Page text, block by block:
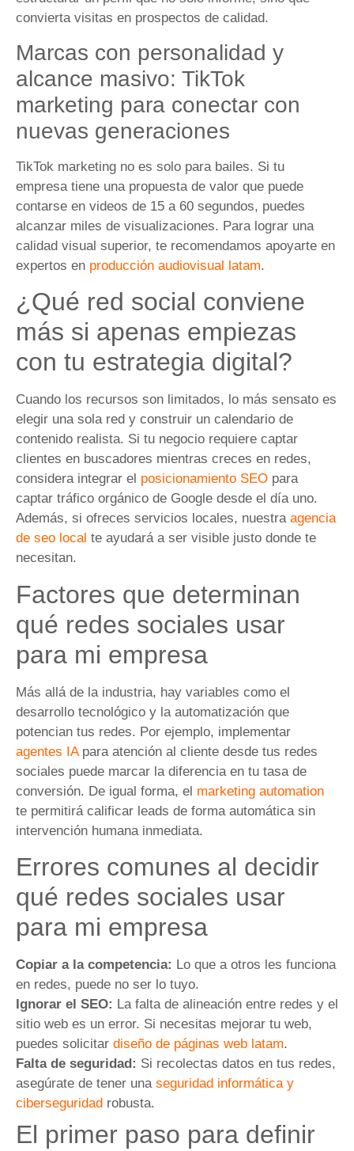
convierta visitas en prospectos de calidad.
Marcas con personalidad y
alcance masivo: TikTok
marketing para conectar con
nuevas generaciones
TikTok marketing no es solo para bailes. Si tu
empresa tiene una propuesta de valor que puede
contarse en videos de 15 a 60 segundos, puedes
alcanzar miles de visualizaciones. Para lograr una
calidad visual superior, te recomendamos apoyarte en
expertos en producción audiovisual latam.
¿Qué red social conviene
más si apenas empiezas
con tu estrategia digital?
Cuando los recursos son limitados, lo más sensato es
elegir una sola red y construir un calendario de
contenido realista. Si tu negocio requiere captar
clientes en buscadores mientras creces en redes,
considera integrar el posicionamiento SEO para
captar tráfico orgánico de Google desde el día uno.
Además, si ofreces servicios locales, nuestra agencia
de seo local te ayudará a ser visible justo donde te
necesitan.
Factores que determinan
qué redes sociales usar
para mi empresa
Más allá de la industria, hay variables como el
desarrollo tecnológico y la automatización que
potencian tus redes. Por ejemplo, implementar
agentes IApara atención al cliente desde tus redes
sociales puede marcar la diferencia en tu tasa de
conversión. De igual forma, el marketing automation
te permitirá calificar leads de forma automática sin
intervención humana inmediata.
Errores comunes al decidir
qué redes sociales usar
para mi empresa
Copiar a la competencia: Lo que a otros les funciona
en redes, puede no ser lo tuyo.
Ignorar el SEO: La falta de alineación entre redes y el
sitio web es un error. Si necesitas mejorar tu web,
puedes solicitar diseño de páginas web latam.
Falta de seguridad: Si recolectas datos en tus redes,
asegúrate de tener una seguridad informática y
ciberseguridad robusta.
El primer paso para definir